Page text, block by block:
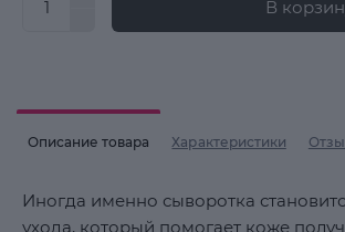
В
Описание товара Характеристики
Иногда именно сыворотка
ухода, который помогает коже